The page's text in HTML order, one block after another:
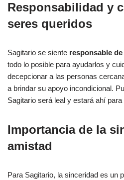
Responsabilidad y
seres queridos
Sagitario se siente responsable
todo lo posible para ayudarlos y
decepcionar a las personas
a brindar su apoyo incondicional.
Sagitario será leal y estará ahí
Importancia de la
amistad
Para Sagitario, la sinceridad es un